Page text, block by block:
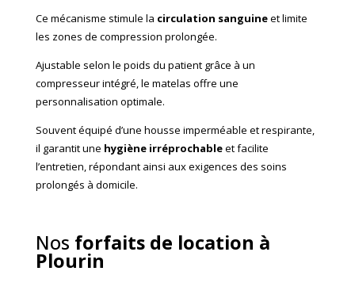
Ce mécanisme stimule la circulation sanguineet limite
les zones de compression prolongée.
Ajustable selon le poids du patient grâce à un
compresseur intégré, le matelas offre une
personnalisation optimale.
Souvent équipé d’une housse imperméable et respirante,
il garantit une hygiène irréprochableet facilite
l’entretien, répondant ainsi aux exigences des soins
prolongés à domicile.
Nos forfaits de location à
Plourin